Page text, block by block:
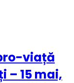
viață
– 15 mai,